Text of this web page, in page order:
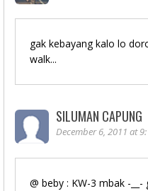
gak kebayang kalo lo
walk...
SILUMAN CAPUNG
December 6, 2011 at
@ beby : KW-3 mbak -